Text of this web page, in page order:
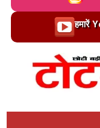
Loading…
हमारें